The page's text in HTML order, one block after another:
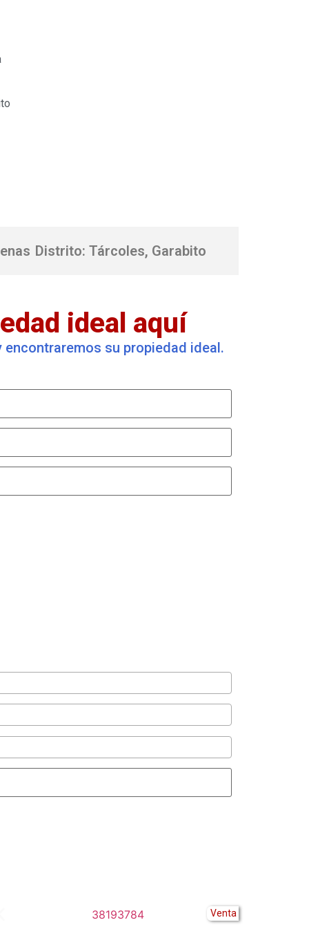
Distrito: Tárcoles, Garabito
ideal aquí
su propiedad ideal.
Venta